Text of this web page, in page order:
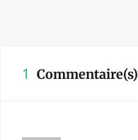
1 Commentaire(s)